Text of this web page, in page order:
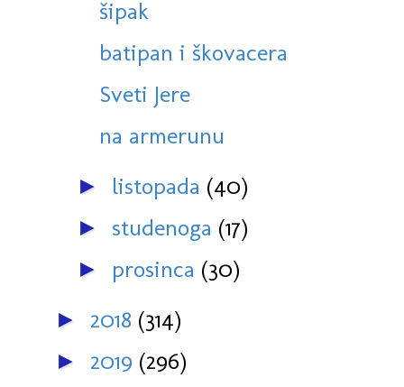
šipak
batipan i škovacera
Sveti Jere
na armerunu
► listopada (40)
► studenoga (17)
► prosinca (30)
► 2018 (314)
► 2019 (296)